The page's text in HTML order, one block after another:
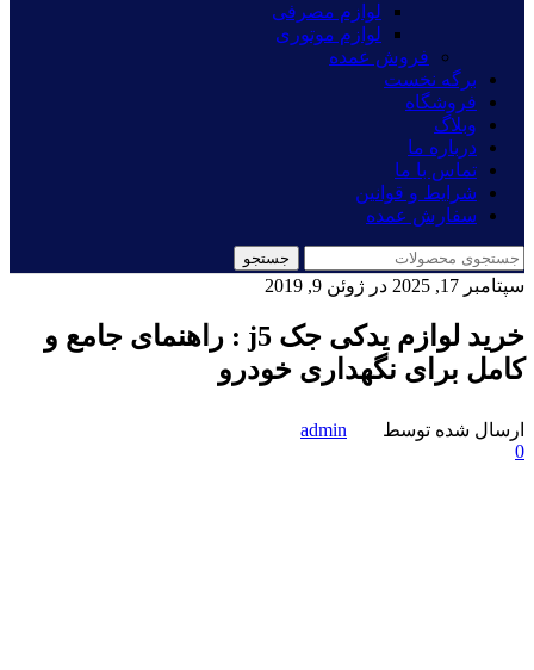
لوازم مصرفی
لوازم موتوری
فروش عمده
برگه نخست
فروشگاه
وبلاگ
درباره ما
تماس با ما
شرایط و قوانین
سفارش عمده
جستجو
سپتامبر 17, 2025 در ژوئن 9, 2019
خرید لوازم یدکی جک j5 : راهنمای جامع و
کامل برای نگهداری خودرو
ارسال شده توسط
admin
0